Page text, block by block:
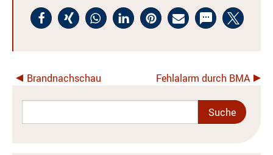
Brandnachschau Fehlalarm durch BMA